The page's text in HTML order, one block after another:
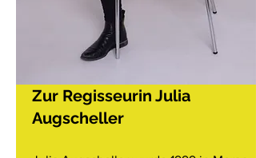
Zur Regisseurin Julia
Augscheller